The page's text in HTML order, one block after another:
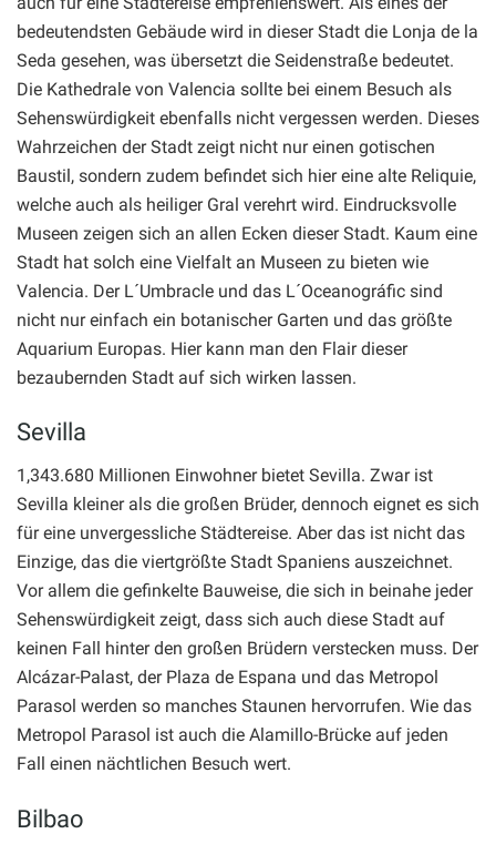
bedeutendsten Gebäude wird in dieser Stadt die Lonja de la
Seda gesehen, was übersetzt die Seidenstraße bedeutet.
Die Kathedrale von Valencia sollte bei einem Besuch als
Sehenswürdigkeit ebenfalls nicht vergessen werden. Dieses
Wahrzeichen der Stadt zeigt nicht nur einen gotischen
Baustil, sondern zudem befindet sich hier eine alte Reliquie,
welche auch als heiliger Gral verehrt wird. Eindrucksvolle
Museen zeigen sich an allen Ecken dieser Stadt. Kaum eine
Stadt hat solch eine Vielfalt an Museen zu bieten wie
Valencia. Der L´Umbracle und das L´Oceanográfic sind
nicht nur einfach ein botanischer Garten und das größte
Aquarium Europas. Hier kann man den Flair dieser
bezaubernden Stadt auf sich wirken lassen.
Sevilla
1,343.680 Millionen Einwohner bietet Sevilla. Zwar ist
Sevilla kleiner als die großen Brüder, dennoch eignet es sich
für eine unvergessliche Städtereise. Aber das ist nicht das
Einzige, das die viertgrößte Stadt Spaniens auszeichnet.
Vor allem die gefinkelte Bauweise, die sich in beinahe jeder
Sehenswürdigkeit zeigt, dass sich auch diese Stadt auf
keinen Fall hinter den großen Brüdern verstecken muss. Der
Alcázar-Palast, der Plaza de Espana und das Metropol
Parasol werden so manches Staunen hervorrufen. Wie das
Metropol Parasol ist auch die Alamillo-Brücke auf jeden
Fall einen nächtlichen Besuch wert.
Bilbao